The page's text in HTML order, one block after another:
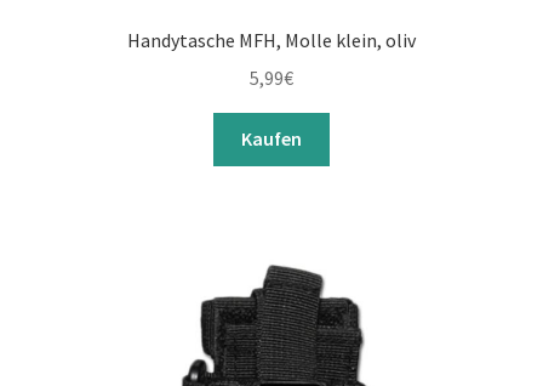
Handytasche MFH, Molle klein, oliv
5,99€
Kaufen